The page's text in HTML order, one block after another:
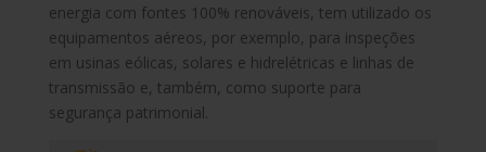
energia com fontes 100% renováveis, tem utilizado os
equipamentos aéreos, por exemplo, para inspeções
em usinas eólicas, solares e hidrelétricas e linhas de
transmissão e, também, como suporte para
segurança patrimonial.